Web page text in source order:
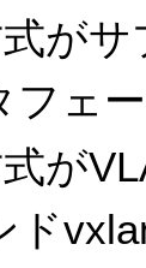
が
フェ
が
ド